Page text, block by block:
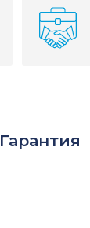
Гарантия